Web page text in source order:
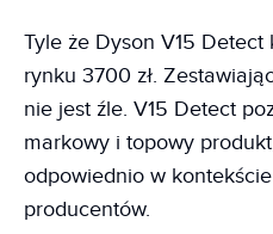
Tyle że Dyson V15 Detect
rynku 3700 zł.
nie jest źle. V15 Detect
markowy i topowy
odpowiednio w
producentów.